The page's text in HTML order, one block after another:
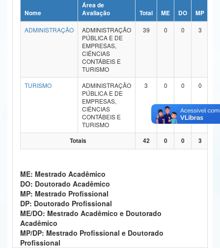
Ministério da Ciência, Tecnologia, Inovações e Comunicações
Ministério do Meio Ambiente
Ministério do Desenvolvimento Regional
Ministério da Mulher, da Família e dos Direitos Humanos
Secretaria de Governo
Advocacia-Geral da União
Banco Central do Brasil
Planalto
Nome
Área de
Avaliação
Total ME DO MP
ADMINISTRAÇÃO
ADMINISTRAÇÃO
PÚBLICA E DE
EMPRESAS,
CIÊNCIAS
CONTÁBEIS E
TURISMO
39 0 0 3
TURISMO
ADMINISTRAÇÃO
PÚBLICA E DE
EMPRESAS,
CIÊNCIAS
CONTÁBEIS E
TURISMO
3 0 0 0
Totais 42 0 0 3
ME: Mestrado Acadêmico
DO: Doutorado Acadêmico
MP: Mestrado Profissional
DP: Doutorado Profissional
ME/DO: Mestrado Acadêmico e Doutorado
Acadêmico
MP/DP: Mestrado Profissional e Doutorado
Profissional